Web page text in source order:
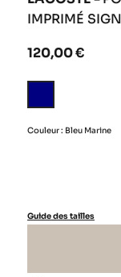
IMPRIMÉ
120,00 €
Marine
Couleur : Bleu Marine
Guide des tailles